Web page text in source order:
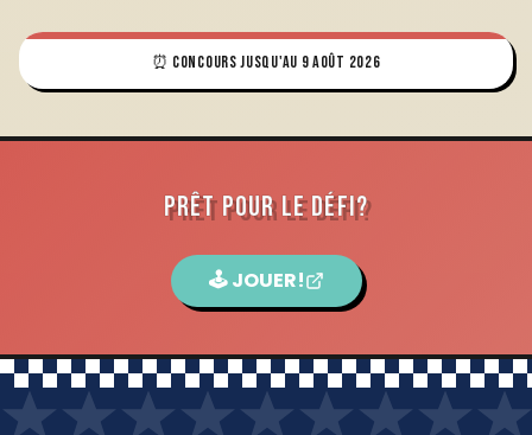
⏰ CONCOURS JUSQU'AU 9 AOÛT 2026
PRÊT POUR LE DÉFI?
🕹️ JOUER!